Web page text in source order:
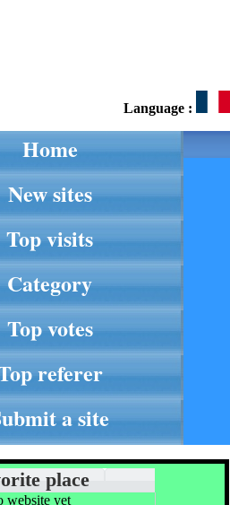
Language :
Home
New sites
Top visits
Category
Top votes
referer
a site
place
website yet